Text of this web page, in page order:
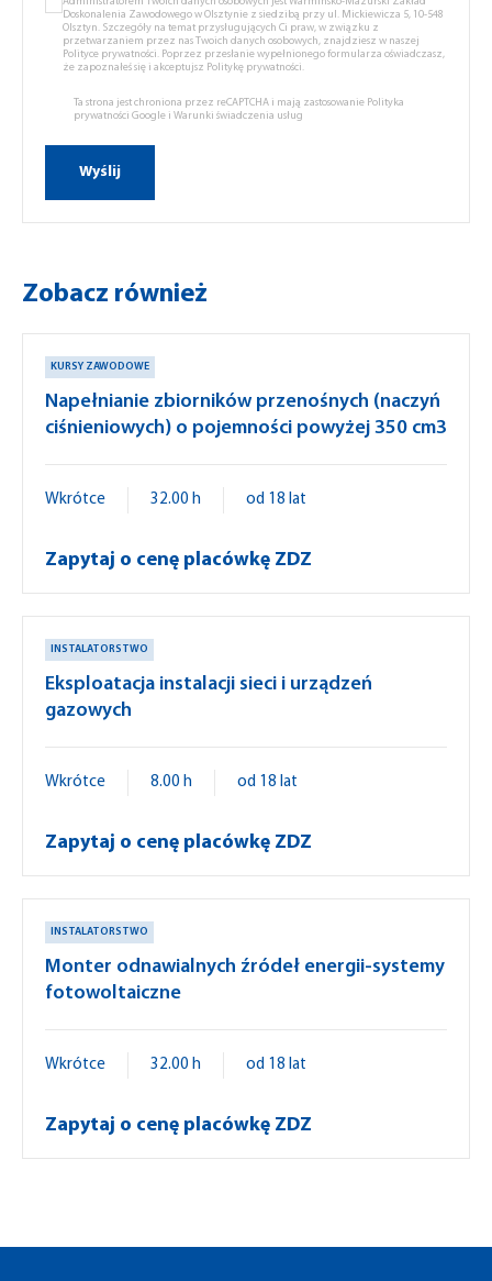
Doskonalenia Zawodowego w Olsztynie z siedzibą przy ul. Mickiewicza 5, 10-548
Olsztyn. Szczegóły na temat przysługujących Ci praw, w związku z
przetwarzaniem przez nas Twoich danych osobowych, znajdziesz w naszej
Polityce prywatności. Poprzez przesłanie wypełnionego formularza oświadczasz,
że zapoznałeś się i akceptujsz Politykę prywatności.
Ta strona jest chroniona przez reCAPTCHA i mają zastosowanie Polityka
prywatności Google i Warunki świadczenia usług
Zobacz również
KURSY ZAWODOWE
Napełnianie zbiorników przenośnych (naczyń
ciśnieniowych) o pojemności powyżej 350 cm3
Wkrótce 32.00 h od 18 lat
Zapytaj o cenę placówkę ZDZ
INSTALATORSTWO
Eksploatacja instalacji sieci i urządzeń
gazowych
Wkrótce 8.00 h od 18 lat
Zapytaj o cenę placówkę ZDZ
INSTALATORSTWO
Monter odnawialnych źródeł energii-systemy
fotowoltaiczne
Wkrótce 32.00 h od 18 lat
Zapytaj o cenę placówkę ZDZ